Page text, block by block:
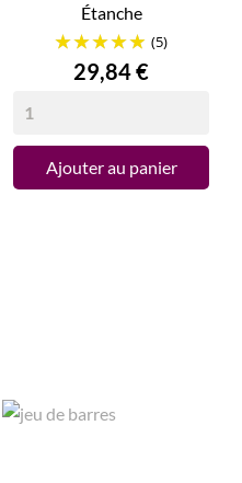
Étanche
(5)
Prix
29,84 €
Ajouter au panier